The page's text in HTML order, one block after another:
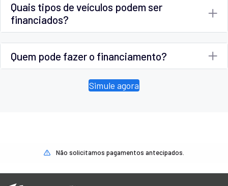
Quais tipos de veículos podem ser
financiados?
Quem pode fazer o financiamento?
Simule agora
Não solicitamos pagamentos antecipados.